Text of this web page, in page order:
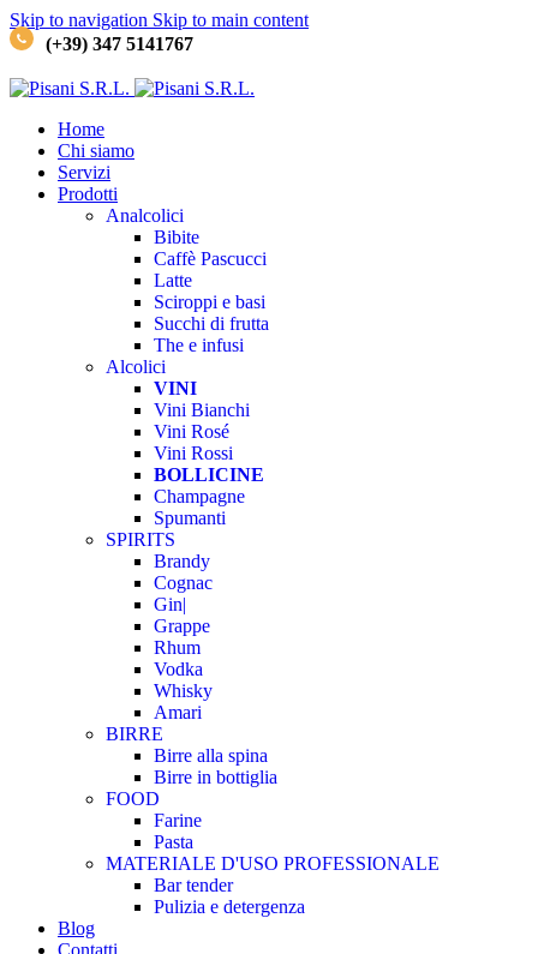
Skip to navigation Skip to main content
(+39) 347 5141767
Home
Chi siamo
Servizi
Prodotti
Analcolici
Bibite
Caffè Pascucci
Latte
Sciroppi e basi
Succhi di frutta
The e infusi
Alcolici
VINI
Vini Bianchi
Vini Rosé
Vini Rossi
BOLLICINE
Champagne
Spumanti
SPIRITS
Brandy
Cognac
Gin|
Grappe
Rhum
Vodka
Whisky
Amari
BIRRE
Birre alla spina
Birre in bottiglia
FOOD
Farine
Pasta
MATERIALE D'USO PROFESSIONALE
Bar tender
Pulizia e detergenza
Blog
Contatti